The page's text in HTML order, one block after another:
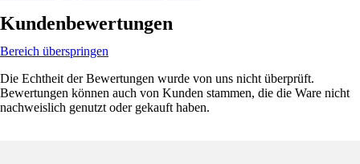
Kundenbewertungen
Bereich überspringen
Die Echtheit der Bewertungen wurde von uns nicht überprüft.
Bewertungen können auch von Kunden stammen, die die Ware nicht
nachweislich genutzt oder gekauft haben.